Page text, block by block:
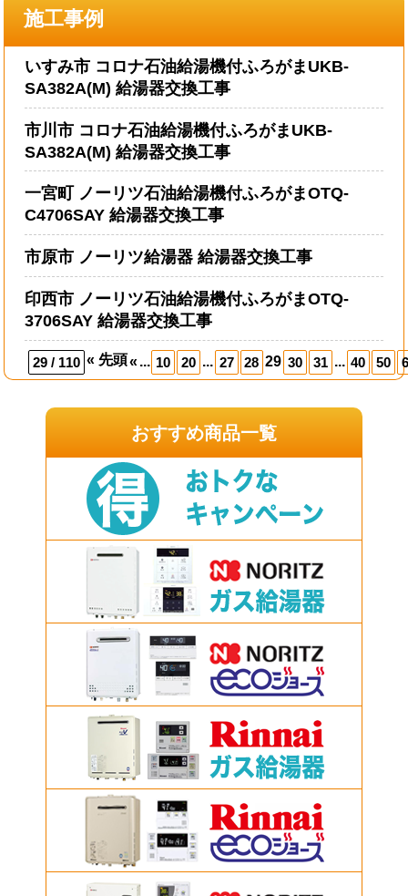
施工事例
いすみ市 コロナ石油給湯機付ふろがまUKB-
SA382A(M) 給湯器交換工事
市川市 コロナ石油給湯機付ふろがまUKB-
SA382A(M) 給湯器交換工事
一宮町 ノーリツ石油給湯機付ふろがまOTQ-
C4706SAY 給湯器交換工事
市原市 ノーリツ給湯器 給湯器交換工事
印西市 ノーリツ石油給湯機付ふろがまOTQ-
3706SAY 給湯器交換工事
29 / 110 « 先頭« ... 10 20 ... 27 28 29 30 31 ... 40 50
おすすめ商品一覧